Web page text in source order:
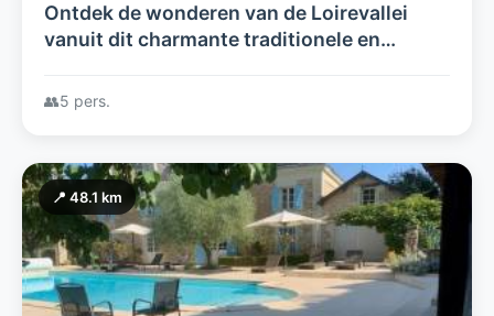
Ontdek de wonderen van de Loirevallei
vanuit dit charmante traditionele en
een schilderachtige omgeving.
👥5 pers.
📍 48.1 km